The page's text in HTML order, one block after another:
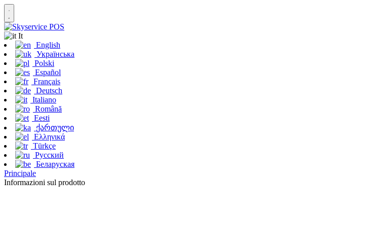
It
English
Українська
Polski
Español
Français
Deutsch
Italiano
Română
Eesti
ქართული
Ελληνικά
Türkçe
Русский
Беларуская
Principale
Informazioni sul prodotto